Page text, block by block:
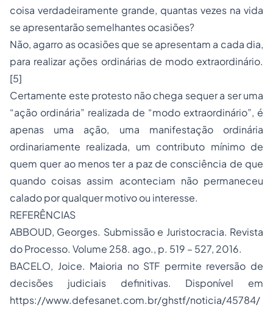
coisa verdadeiramente grande, quantas vezes na vida
se apresentarão semelhantes ocasiões?
Não, agarro as ocasiões que se apresentam a cada dia,
para realizar ações ordinárias de modo extraordinário.
[5]
Certamente este protesto não chega sequer a ser uma
“ação ordinária” realizada de “modo extraordinário”, é
apenas uma ação, uma manifestação ordinária
ordinariamente realizada, um contributo mínimo de
quem quer ao menos ter a paz de consciência de que
quando coisas assim aconteciam não permaneceu
calado por qualquer motivo ou interesse.
REFERÊNCIAS
ABBOUD, Georges. Submissão e Juristocracia. Revista
do Processo. Volume 258. ago., p. 519 – 527, 2016.
BACELO, Joice. Maioria no STF permite reversão de
decisões judiciais definitivas. Disponível em
https://www.defesanet.com.br/ghstf/noticia/45784/